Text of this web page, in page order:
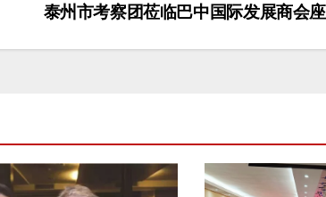
泰州市考察团莅临巴中国际发展商会